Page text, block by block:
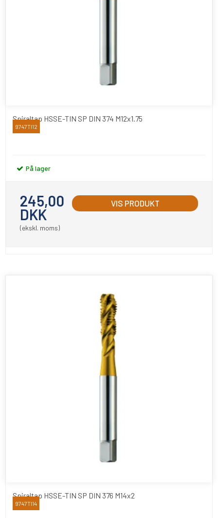
Spiraltap HSSE-TIN SP DIN 374 M12x1.75
YAMAWA
9747TI12
På lager
245,00
DKK
(ekskl. moms)
VIS PRODUKT
Spiraltap HSSE-TIN SP DIN 376 M14x2
YAMAWA
9747TI14